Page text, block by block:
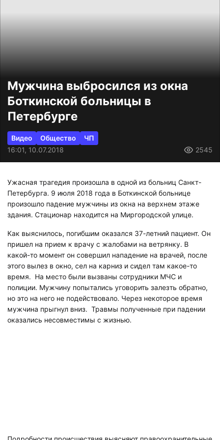
Мужчина выбросился из окна
Боткинской больницы в
Петербурге
Видео Общество
ЧП
16:01, 10.07.2018
2545
Ужасная трагедия произошла в одной из больниц Санкт-
Петербурга. 9 июля 2018 года в Боткинской больнице
произошло падение мужчины из окна на верхнем этаже
здания. Стационар находится на Миргородской улице.
Как выяснилось, погибшим оказался 37-летний пациент. Он
пришел на прием к врачу с жалобами на ветрянку. В
какой-то момент он совершил нападение на врачей, после
этого вылез в окно, сел на карниз и сидел там какое-то
время. На место были вызваны сотрудники МЧС и
полиции. Мужчину попытались уговорить залезть обратно,
но это на него не подействовало. Через некоторое время
мужчина прыгнул вниз. Травмы полученные при падении
оказались несовместимы с жизнью.